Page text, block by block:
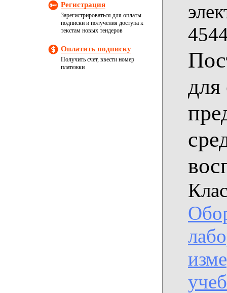
Регистрация
Зарегистрироваться для оплаты
подписки и получения доступа к
текстам новых тендеров
Оплатить подписку
Получить счет, ввести номер
платежки